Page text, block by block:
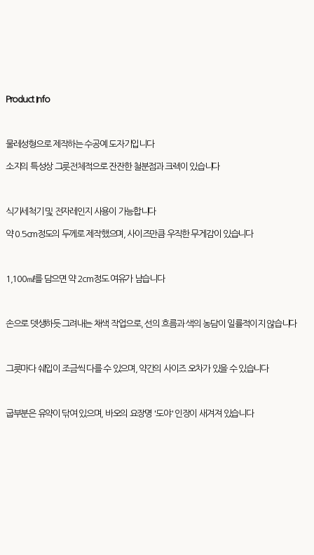
Product Info
물레성형으로 제작하는 수공예 도자기입니다
소지의 특성상 그릇전체적으로 잔잔한 철분점과 크렉이 있습니다
식기세척기 및 전자레인지 사용이 가능합니다
약 0.5cm정도의 두께로 제작했으며, 사이즈만큼 우직한 무게감이 있습니다
1,100㎖를 담으면 약 2cm정도 여유가 남습니다
손으로 뎃생하듯 그려내는 채색 작업으로, 선의 흐름과 색의 농담이 일률적이지 않습니다
그릇마다 쉐입이 조금씩 다를 수 있으며, 약간의 사이즈 오차가 있을 수 있습니다
굽부분은 유약이 닦여 있으며, 바오의 요장명 '도야' 인장이 새겨져 있습니다